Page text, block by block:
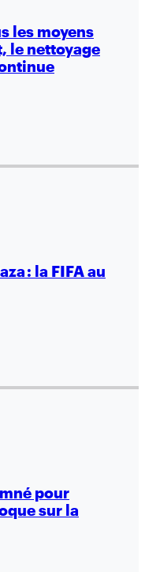
les moyens
le nettoyage
: la FIFA au
pour
sur la